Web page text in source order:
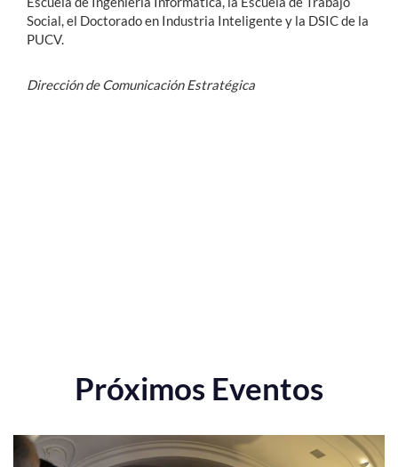
Social, el Doctorado en Industria Inteligente y la DSIC de la
PUCV.
Dirección de Comunicación Estratégica
Próximos Eventos